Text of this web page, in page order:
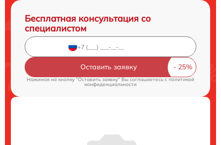
Бесплатная консультация со
специалистом
Оставить заявку
Нажимая на кнопку "Оставить заявку" Вы соглашаетесь cполитикой
конфиденциальности